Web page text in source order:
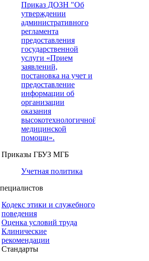
Приказ ДОЗН "Об
утверждении
административного
регламента
предоставления
государственной
услуги «Прием
заявлений,
постановка на учет и
предоставление
информации об
организации
оказания
высокотехнологичной
медицинской
помощи».
Приказы ГБУЗ МГБ
Учетная политика
Кодекс этики и служебного
поведения
Оценка условий труда
Клинические
рекомендации
Cтандарты